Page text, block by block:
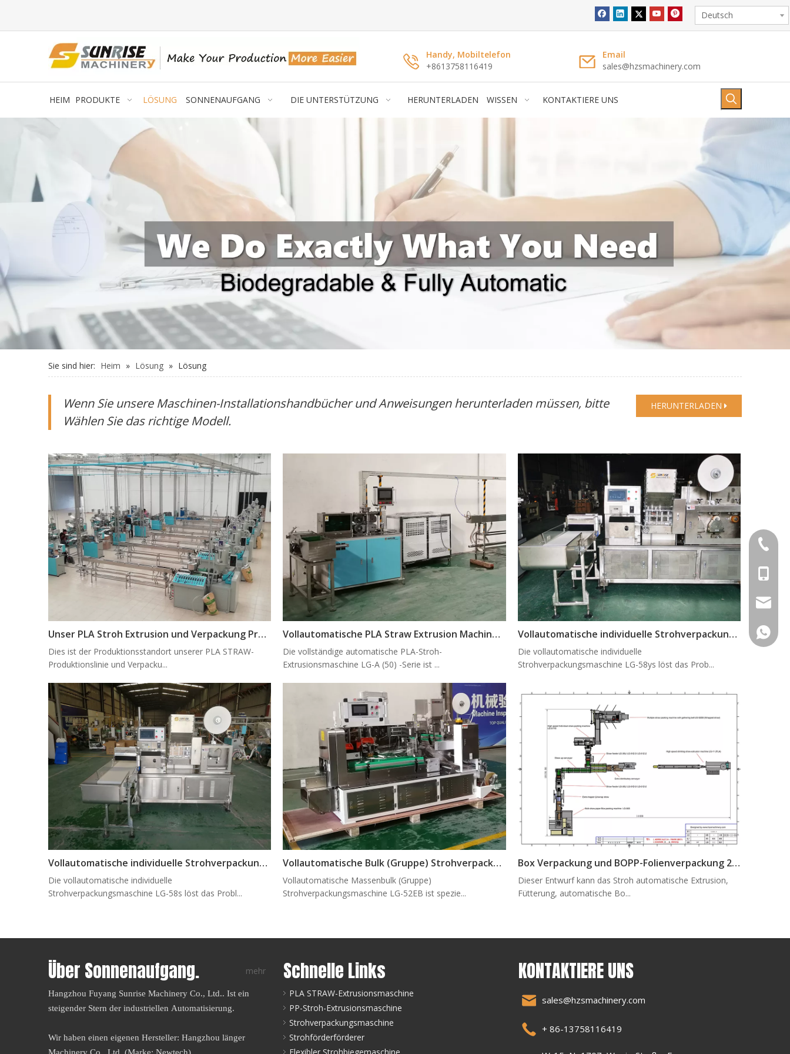
Deutsch
Handy, Mobiltelefon
+8613758116419
Email
sales@hzsmachinery.com
HEIM PRODUKTE LÖSUNG SONNENAUFGANG DIE UNTERSTÜTZUNG HERUNTERLADEN WISSEN KONTAKTIERE UNS
Sie sind hier: Heim » Lösung » Lösung
Wenn Sie unsere Maschinen-Installationshandbücher und Anweisungen herunterladen müssen, bitte
Wählen Sie das richtige Modell.
HERUNTERLADEN
Unser PLA Stroh Extrusion und Verpackung Projekt in Mexiko
Dies ist der Produktionsstandort unserer PLA STRAW-
Produktionslinie und Verpacku...
Vollautomatische PLA Straw Extrusion Machine LG-A (50 55) Serie
Die vollständige automatische PLA-Stroh-
Extrusionsmaschine LG-A (50) -Serie ist ...
Vollautomatische individuelle Strohverpackungsmaschine LG-58Ys
Die vollautomatische individuelle
Strohverpackungsmaschine LG-58ys löst das Prob...
Vollautomatische individuelle Strohverpackungsmaschine LG-58s
Die vollautomatische individuelle
Strohverpackungsmaschine LG-58s löst das Probl...
Vollautomatische Bulk (Gruppe) Strohverpackungsmaschine LG-52EB
Vollautomatische Massenbulk (Gruppe)
Strohverpackungsmaschine LG-52EB ist spezie...
Box Verpackung und BOPP-Folienverpackung 2 in 1
Dieser Entwurf kann das Stroh automatische Extrusion,
Fütterung, automatische Bo...
Über Sonnenaufgang. mehr
Hangzhou Fuyang Sunrise Machinery Co., Ltd.. Ist ein
steigender Stern der industriellen Automatisierung.
Wir haben einen eigenen Hersteller: Hangzhou länger
Machinery Co., Ltd. (Marke: Newtech)
Schnelle Links
PLA STRAW-Extrusionsmaschine
PP-Stroh-Extrusionsmaschine
Strohverpackungsmaschine
Strohförderförderer
KONTAKTIERE UNS
sales@hzsmachinery.com
+ 86-13758116419
+ 86-
+ 86-